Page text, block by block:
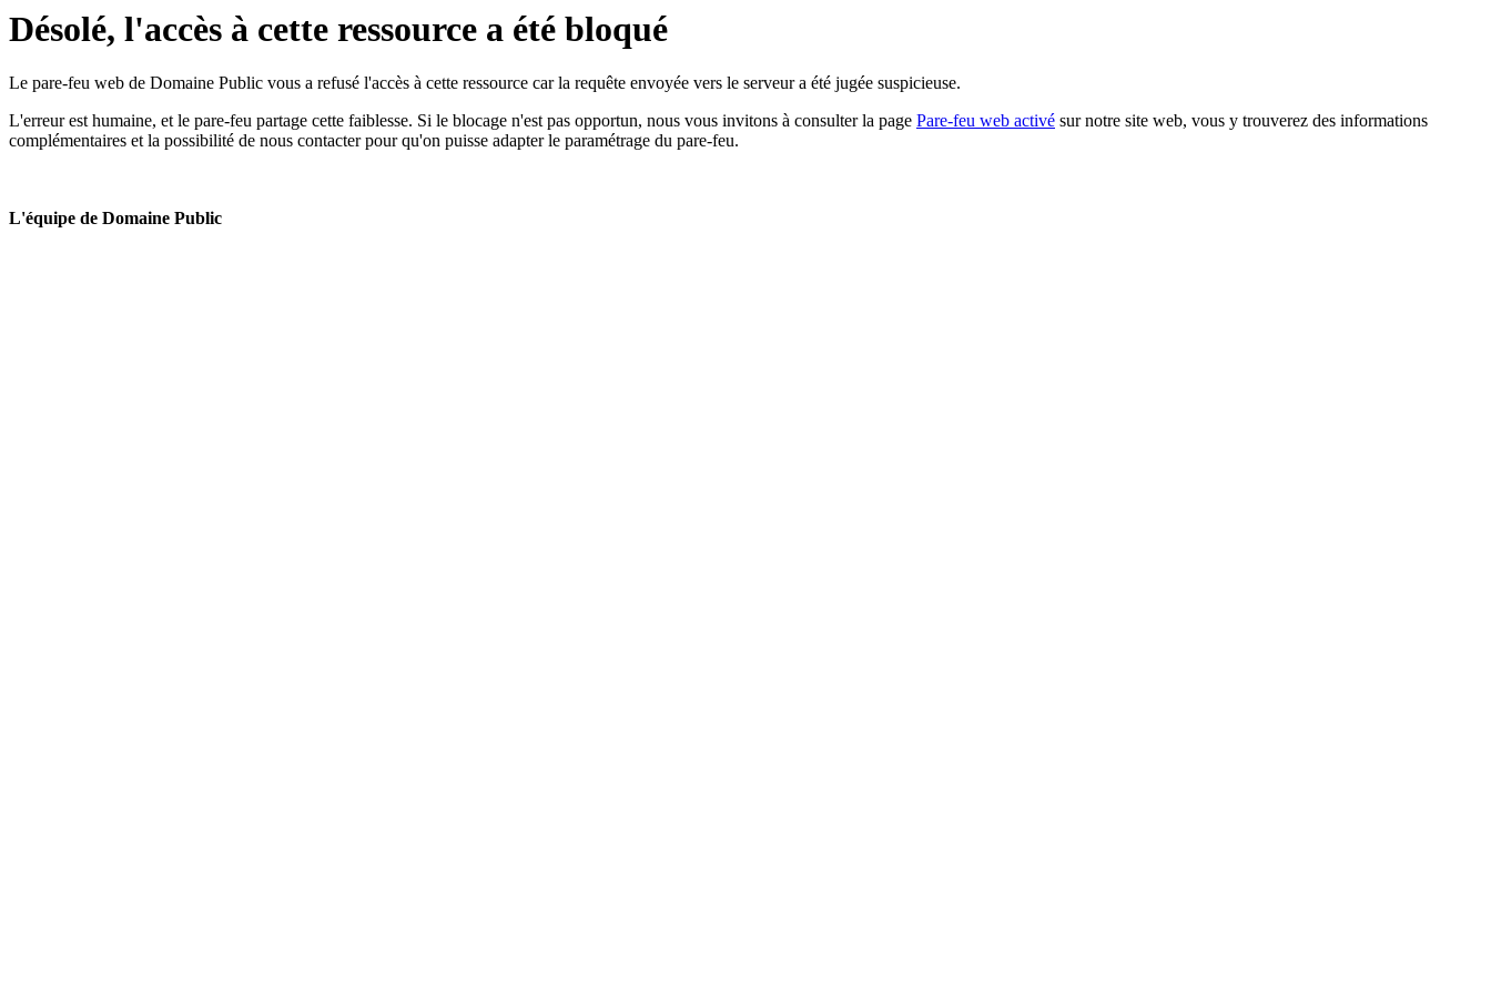
Désolé, l'accès à cette ressource a été bloqué
Le pare-feu web de Domaine Public vous a refusé l'accès à cette ressource car la requête envoyée vers le serveur a été jugée suspicieuse.
L'erreur est humaine, et le pare-feu partage cette faiblesse. Si le blocage n'est pas opportun, nous vous invitons à consulter la page Pare-feu web activé sur notre site web, vous y trouverez des informations
complémentaires et la possibilité de nous contacter pour qu'on puisse adapter le paramétrage du pare-feu.
L'équipe de Domaine Public